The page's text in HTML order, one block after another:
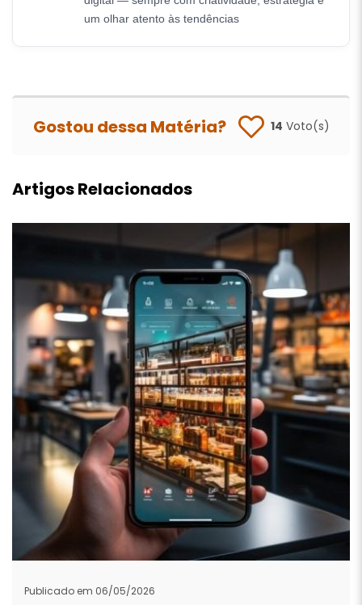
um olhar atento às tendências
Gostou dessa Matéria? 14 Voto(s)
Artigos Relacionados
Publicado em 06/05/2026